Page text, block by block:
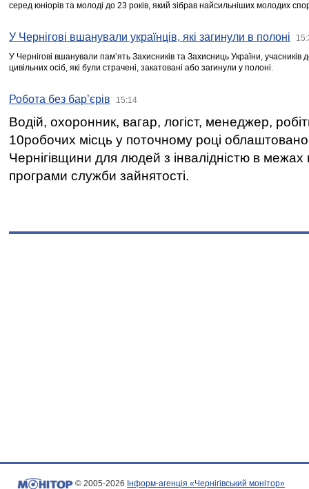
серед юніорів та молоді до 23 років, який зібрав найсильніших молодих
У Чернігові вшанували українців, які загинули в полоні
У Чернігові вшанували пам’ять Захисників та Захисниць України,
цивільних осіб, які були страчені, закатовані або загинули у полоні.
Робота без бар’єрів 15:14
Водій, охоронник, вагар, логіст, менеджер,
10робочих місць у поточному році
Чернігівщини для людей з інвалідністю в межах
програми служби зайнятості.
© 2005-2026 Інформ-агенція «Чернігівський монітор»